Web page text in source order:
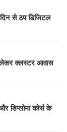
से ठप डिजिटल
लेकर क्लस्टर आवास
डिप्लोमा कोर्स के